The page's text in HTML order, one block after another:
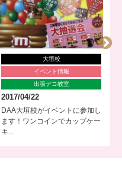
大垣校
イベント情報
出張デコ教室
2017/04/22
DAA大垣校がイベントに参加し
ます！ワンコインでカップケー
キ...